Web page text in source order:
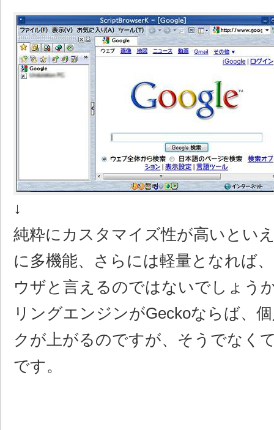
↓
純粋にカスタマイズ性が高いとい
に多機能、さらには軽量となれば
ウザと言えるのではないでしょう
リングエンジンがGeckoならば、
クが上がるのですが、そうでなく
です。